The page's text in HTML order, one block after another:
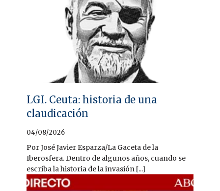
LGI. Ceuta: historia de una
claudicación
04/08/2026
Por José Javier Esparza/La Gaceta de la
Iberosfera. Dentro de algunos años, cuando se
escriba la historia de la invasión [...]